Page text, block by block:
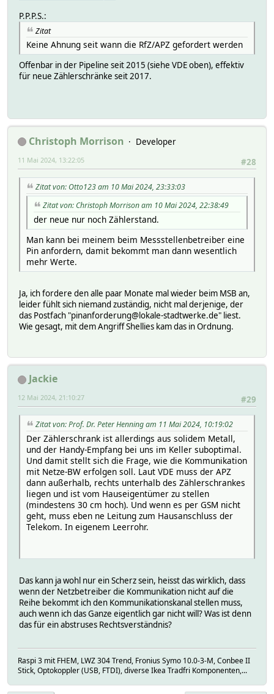
P.P.P.S.:
Zitat
Keine Ahnung seit wann die RfZ/APZ gefordert werden
Offenbar in der Pipeline seit 2015 (siehe VDE oben), effektiv
für neue Zählerschränke seit 2017.
Christoph Morrison
Developer
#28
11 Mai 2024, 13:22:05
Zitat von: Otto123 am 10 Mai 2024, 23:33:03
Zitat von: Christoph Morrison am 10 Mai 2024, 22:38:49
der neue nur noch Zählerstand.
Man kann bei meinem beim Messstellenbetreiber eine
Pin anfordern, damit bekommt man dann wesentlich
mehr Werte.
Ja, ich fordere den alle paar Monate mal wieder beim MSB an,
leider fühlt sich niemand zuständig, nicht mal derjenige, der
das Postfach "pinanforderung@lokale-stadtwerke.de" liest.
Wie gesagt, mit dem Angriff Shellies kam das in Ordnung.
Jackie
#29
12 Mai 2024, 21:10:27
Zitat von: Prof. Dr. Peter Henning am 11 Mai 2024, 10:19:02
Der Zählerschrank ist allerdings aus solidem Metall,
und der Handy-Empfang bei uns im Keller suboptimal.
Und damit stellt sich die Frage, wie die Kommunikation
mit Netze-BW erfolgen soll. Laut VDE muss der APZ
dann außerhalb, rechts unterhalb des Zählerschrankes
liegen und ist vom Hauseigentümer zu stellen
(mindestens 30 cm hoch). Und wenn es per GSM nicht
geht, muss eben ne Leitung zum Hausanschluss der
Telekom. In eigenem Leerrohr.
Das kann ja wohl nur ein Scherz sein, heisst das wirklich, dass
wenn der Netzbetreiber die Kommunikation nicht auf die
Reihe bekommt ich den Kommunikationskanal stellen muss,
auch wenn ich das Ganze eigentlich gar nicht will? Was ist denn
das für ein abstruses Rechtsverständnis?
Raspi 3 mit FHEM, LWZ 304 Trend, Fronius Symo 10.0-3-M, Conbee II
Stick, Optokoppler (USB, FTDI), diverse Ikea Tradfri Komponenten,...